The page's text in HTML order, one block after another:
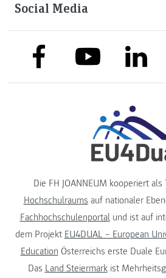
Social Media
link to facebooklink to youtubelink
Die FH JOANNEUM kooperiert als
Hochschulraums auf nationaler
Fachhochschulenportalund ist auf
dem Projekt EU4DUAL – European
Education Österreichs erste Duale
Das Land Steiermarkist